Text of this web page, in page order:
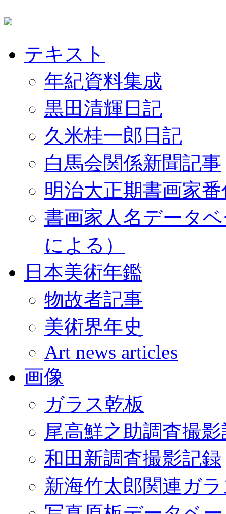
テキスト
年紀資料集成
黒田清輝日記
久米桂一郎日記
白馬会関係新聞記事
明治大正期書画家
書画家人名データ
による）
日本美術年鑑
物故者記事
美術界年史
Art news articles
画像
ガラス乾板
尾高鮮之助調査撮
和田新調査撮影記録
新海竹太郎関連ガ